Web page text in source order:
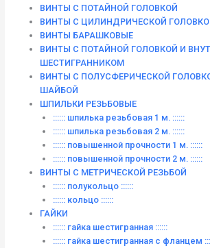
ВИНТЫ С ПОТАЙНОЙ ГОЛОВКОЙ
ВИНТЫ С ЦИЛИНДРИЧЕСКОЙ
ВИНТЫ БАРАШКОВЫЕ
ВИНТЫ С ПОТАЙНОЙ ГОЛОВКОЙ И
ШЕСТИГРАННИКОМ
ВИНТЫ С ПОЛУСФЕРИЧЕСКОЙ
ШАЙБОЙ
ШПИЛЬКИ РЕЗЬБОВЫЕ
:::::: шпилька резьбовая 1 м. ::::::
:::::: шпилька резьбовая 2 м. ::::::
:::::: повышенной прочности 1 м. ::::::
:::::: повышенной прочности 2 м. ::::::
ВИНТЫ C МЕТРИЧЕСКОЙ РЕЗЬБОЙ
:::::: полукольцо ::::::
:::::: кольцо ::::::
ГАЙКИ
:::::: гайка шестигранная ::::::
:::::: гайка шестигранная с фланцем